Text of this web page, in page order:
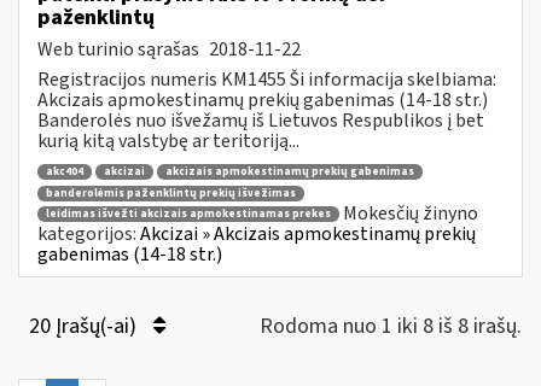
paženklintų
Web turinio sąrašas 2018-11-22
Registracijos numeris KM1455 Ši informacija skelbiama:
Akcizais apmokestinamų prekių gabenimas (14-18 str.)
Banderolės nuo išvežamų iš Lietuvos Respublikos į bet
kurią kitą valstybę ar teritoriją...
akc404 akcizai
akcizais apmokestinamų prekių gabenimas
banderolėmis paženklintų prekių išvežimas
leidimas išvežti akcizais apmokestinamas prekes
Mokesčių žinyno
kategorijos:Akcizai » Akcizais apmokestinamų prekių
gabenimas (14-18 str.)
20 Įrašų(-ai) Rodoma nuo 1 iki 8 iš 8 irašų.